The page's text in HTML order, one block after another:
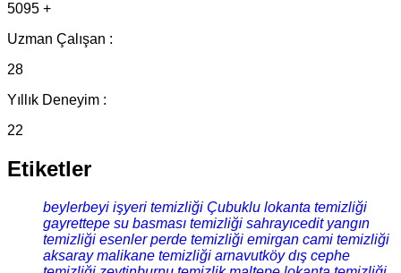
5095 +
Uzman Çalışan :
28
Yıllık Deneyim :
22
Etiketler
beylerbeyi işyeri temizliği Çubuklu lokanta temizliği
gayrettepe su basması temizliği sahrayıcedit yangın
temizliği esenler perde temizliği emirgan cami temizliği
aksaray malikane temizliği arnavutköy dış cephe